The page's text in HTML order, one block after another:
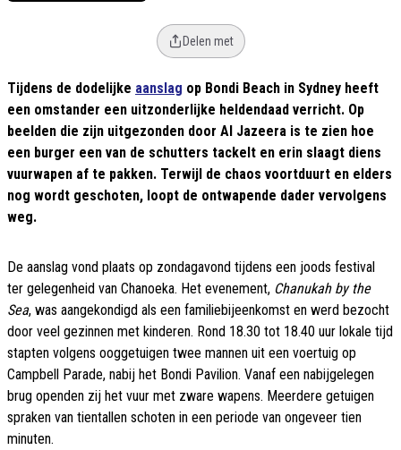
Delen met
Tijdens de dodelijke aanslag op Bondi Beach in Sydney heeft
een omstander een uitzonderlijke heldendaad verricht. Op
beelden die zijn uitgezonden door Al Jazeera is te zien hoe
een burger een van de schutters tackelt en erin slaagt diens
vuurwapen af te pakken. Terwijl de chaos voortduurt en elders
nog wordt geschoten, loopt de ontwapende dader vervolgens
weg.
De aanslag vond plaats op zondagavond tijdens een joods festival
ter gelegenheid van Chanoeka. Het evenement, Chanukah by the
Sea, was aangekondigd als een familiebijeenkomst en werd bezocht
door veel gezinnen met kinderen. Rond 18.30 tot 18.40 uur lokale tijd
stapten volgens ooggetuigen twee mannen uit een voertuig op
Campbell Parade, nabij het Bondi Pavilion. Vanaf een nabijgelegen
brug openden zij het vuur met zware wapens. Meerdere getuigen
spraken van tientallen schoten in een periode van ongeveer tien
minuten.